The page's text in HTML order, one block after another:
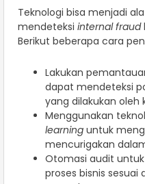
Teknologi bisa menjadi
mendeteksi internal fraud
Berikut beberapa cara
Lakukan
dapat mendeteksi
yang dilakukan oleh
Menggunakan
learning untuk
mencurigakan
Otomasi audit
proses bisnis sesuai